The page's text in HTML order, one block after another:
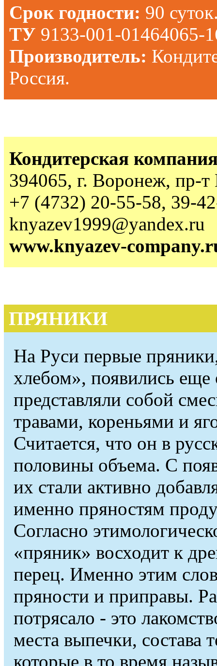
Срок годности: 90
ТУ 9133-001-01464065-
Производитель:
Россия.
Кондитерская
394065, г. Воронеж, пр-т
+7 (4732) 20-55-58, 39-
knyazev1999@yandex.ru
www.knyazev-
ПРЯНИКИ
На Руси первые
хлебом», появились
представляли собой
травами, кореньями и
Считается, что он в
половины объема. С
их стали активно
именно пряностям
Согласно
«пряник» восходит к
перец. Именно этим
пряности и приправы.
потрясало - это
места выпечки, состава
которые в то время